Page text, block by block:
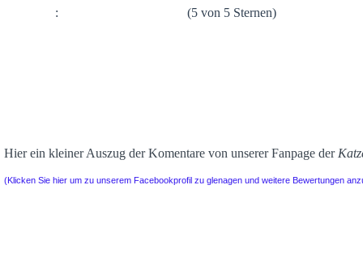
: (5 von 5 Sternen)
Hier ein kleiner Auszug der Komentare von unserer Fanpage der
(Klicken Sie hier um zu unserem Facebookprofil zu glenagen und weitere Bewertungen